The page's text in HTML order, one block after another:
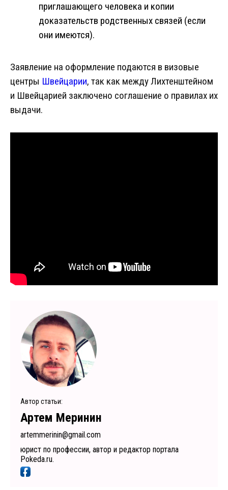
приглашающего человека и копии
доказательств родственных связей (если
они имеются).
Заявление на оформление подаются в визовые
центры Швейцарии, так как между Лихтенштейном
и Швейцарией заключено соглашение о правилах их
выдачи.
Автор статьи:
Артем Меринин
artemmerinin@gmail.com
юрист по профессии, автор и редактор портала
Pokeda.ru.